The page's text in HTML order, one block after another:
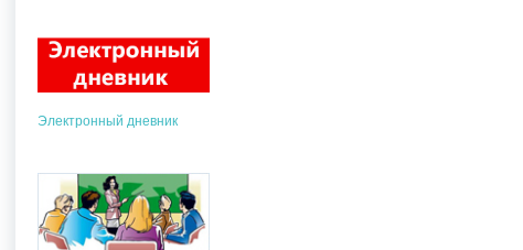
Электронный дневник